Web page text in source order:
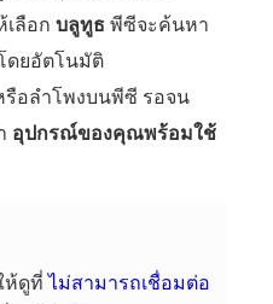
เลือกบลูทูธ พีซีจะค้นหา
ดยอัตโนมัติ
อลำโพงบนพีซี รอจน
อุปกรณ์ของคุณพร้อมใช้
ห้ดูที่ไม่สามารถเชื่อมต่อ